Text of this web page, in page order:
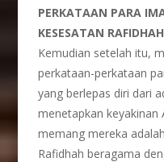
PERKATAAN PARA
KESESATAN RAFIDHAH
Kemudian setelah itu,
perkataan-perkataan
yang berlepas diri dari
menetapkan keyakinan
memang mereka
Rafidhah beragama